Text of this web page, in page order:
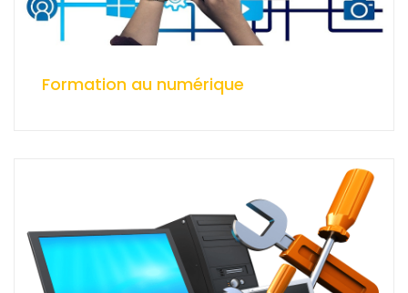
Formation au numérique